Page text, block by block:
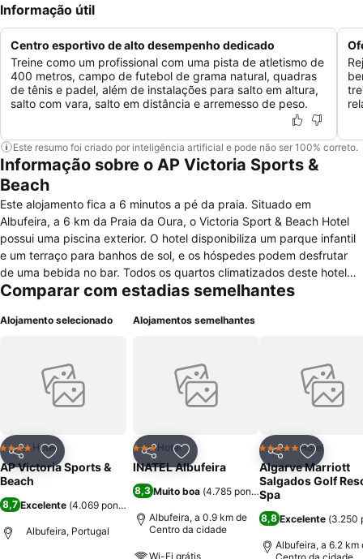
Informação útil
Centro esportivo de alto desempenho dedicado
Treine como um profissional com uma pista de atletismo de
400 metros, campo de futebol de grama natural, quadras
de tênis e padel, além de instalações para salto em altura,
salto com vara, salto em distância e arremesso de peso.
Este resumo foi criado por inteligência artificial e pode não ser 100% correto.
Informação sobre o AP Victoria Sports &
Beach
Este alojamento fica a 6 minutos a pé da praia. Situado em
Albufeira, a 6 km da Praia da Oura, o Victoria Sport & Beach Hotel
possui uma piscina exterior. O hotel disponibiliza um parque infantil
e um terraço para banhos de sol, e os hóspedes podem desfrutar
de uma bebida no bar. Todos os quartos climatizados deste hotel
incluem uma televisão de ecrã plano com canais por satélite.
Todos os quartos têm uma casa de banho privativa. Para maior
Wi-Fi gratuito em toda a propriedade. Este hotel providencia um
serviço de aluguer de bicicletas e de automóveis. A área é popular
para jogar golfe.
Comparar com estadias semelhantes
Alojamento selecionado
PartilharAdicionar aos favoritos
4 EstrelasHotel
AP Victoria Sports &
Beach
8,7 Excelente (4.069 pontuações
Albufeira, Portugal
Alojamentos semelhantes
PartilharAdicionar aos favoritos
3 Estrelas
Hotel
INATEL Albufeira
8,3Muito boa (4.785 pontuações
Albufeira, a 0.9 km de
Centro da cidade
Wi-Fi grátis
Partilhar
5 EstrelasHotel
Algarve Marriott
Salgados Golf
Spa
8,8Excelente (3.250
Albufeira, a 6.2 km